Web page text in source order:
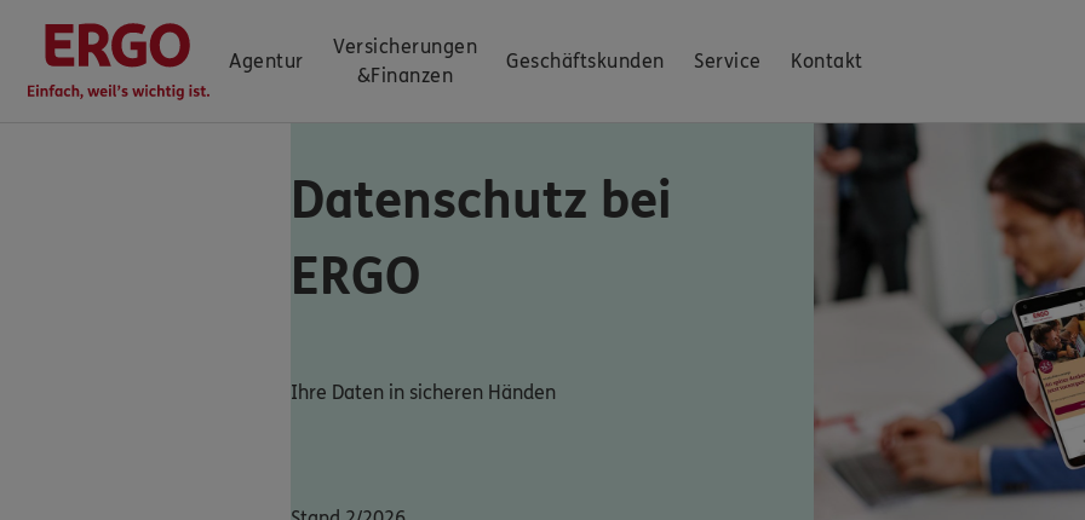
Agentur
Versicherungen
&Finanzen
Geschäftskunden Service Kontakt
Datenschutz bei
ERGO
Ihre Daten in sicheren Händen